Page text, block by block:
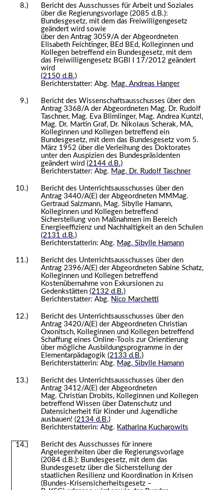
8.)
Bericht des Ausschusses für Arbeit und Soziales
über die Regierungsvorlage (2085 d.B.):
Bundesgesetz, mit dem das Freiwilligengesetz
geändert wird sowie
über den Antrag 3059/A der Abgeordneten
Elisabeth Feichtinger, BEd BEd, Kolleginnen und
Kollegen betreffend ein Bundesgesetz, mit dem
das Freiwilligengesetz BGBl I 17/2012 geändert
wird
(2150 d.B.)
Berichterstatter: Abg. Mag. Andreas Hanger
9.)
Bericht des Wissenschaftsausschusses über den
Antrag 3368/A der Abgeordneten Mag. Dr. Rudolf
Taschner, Mag. Eva Blimlinger, Mag. Andrea Kuntzl,
Mag. Dr. Martin Graf, Dr. Nikolaus Scherak, MA,
Kolleginnen und Kollegen betreffend ein
Bundesgesetz, mit dem das Bundesgesetz vom 5.
März 1952 über die Verleihung des Doktorates
unter den Auspizien des Bundespräsidenten
geändert wird(2144 d.B.)
Berichterstatter: Abg. Mag. Dr. Rudolf Taschner
10.)
Bericht des Unterrichtsausschusses über den
Antrag 3440/A(E) der Abgeordneten MMMag.
Gertraud Salzmann, Mag. Sibylle Hamann,
Kolleginnen und Kollegen betreffend
Sicherstellung von Maßnahmen im Bereich
Energieeffizienz und Nachhaltigkeit an den Schulen
(2131 d.B.)
Berichterstatterin: Abg. Mag. Sibylle Hamann
11.)
Bericht des Unterrichtsausschusses über den
Antrag 2396/A(E) der Abgeordneten Sabine Schatz,
Kolleginnen und Kollegen betreffend
Kostenübernahme von Exkursionen zu
Gedenkstätten(2132 d.B.)
Berichterstatter: Abg. Nico Marchetti
12.)
Bericht des Unterrichtsausschusses über den
Antrag 3420/A(E) der Abgeordneten Christian
Oxonitsch, Kolleginnen und Kollegen betreffend
Schaffung eines Online-Tools zur Orientierung
über mögliche Ausbildungsprogramme in der
Elementarpädagogik(2133 d.B.)
Berichterstatterin: Abg. Mag. Sibylle Hamann
13.)
Bericht des Unterrichtsausschusses über den
Antrag 3412/A(E) der Abgeordneten
Mag. Christian Drobits, Kolleginnen und Kollegen
betreffend Wissen über Datenschutz und
Datensicherheit für Kinder und Jugendliche
ausbauen!(2134 d.B.)
Berichterstatterin: Abg. Katharina Kucharowits
14.)
Bericht des Ausschusses für innere
Angelegenheiten über die Regierungsvorlage
(2084 d.B.): Bundesgesetz, mit dem das
Bundesgesetz über die Sicherstellung der
staatlichen Resilienz und Koordination in Krisen
(Bundes-Krisensicherheitsgesetz –